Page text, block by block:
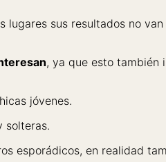
sus resultados no van
, ya que esto también
jóvenes.
solteras.
esporádicos, en realidad